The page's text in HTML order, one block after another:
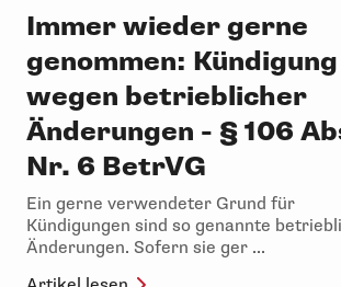
Immer wieder gerne
genommen: Kündigung
wegen betrieblicher
Änderungen - § 106
Nr. 6 BetrVG
Ein gerne verwendeter Grund für
Kündigungen sind so genannte
Änderungen. Sofern sie ger ...